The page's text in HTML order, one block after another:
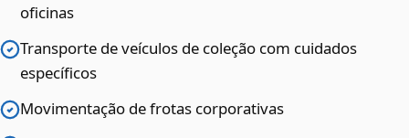
oficinas
Transporte de veículos de coleção com cuidados
específicos
Movimentação de frotas corporativas